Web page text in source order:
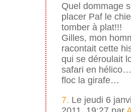
Quel dommage
placer Paf le
tomber à plat!!!
Gilles, mon
racontait cette
qui se déroulait
safari en
floc la girafe…
7. Le jeudi 6